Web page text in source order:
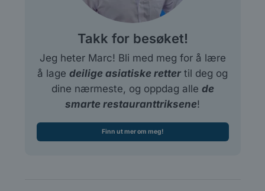
Takk for besøket!
Jeg heter Marc! Bli med meg for å lære
å lage deilige asiatiske retter til deg og
dine nærmeste, og oppdag alle de
smarte restauranttriksene!
Finn ut mer om meg!